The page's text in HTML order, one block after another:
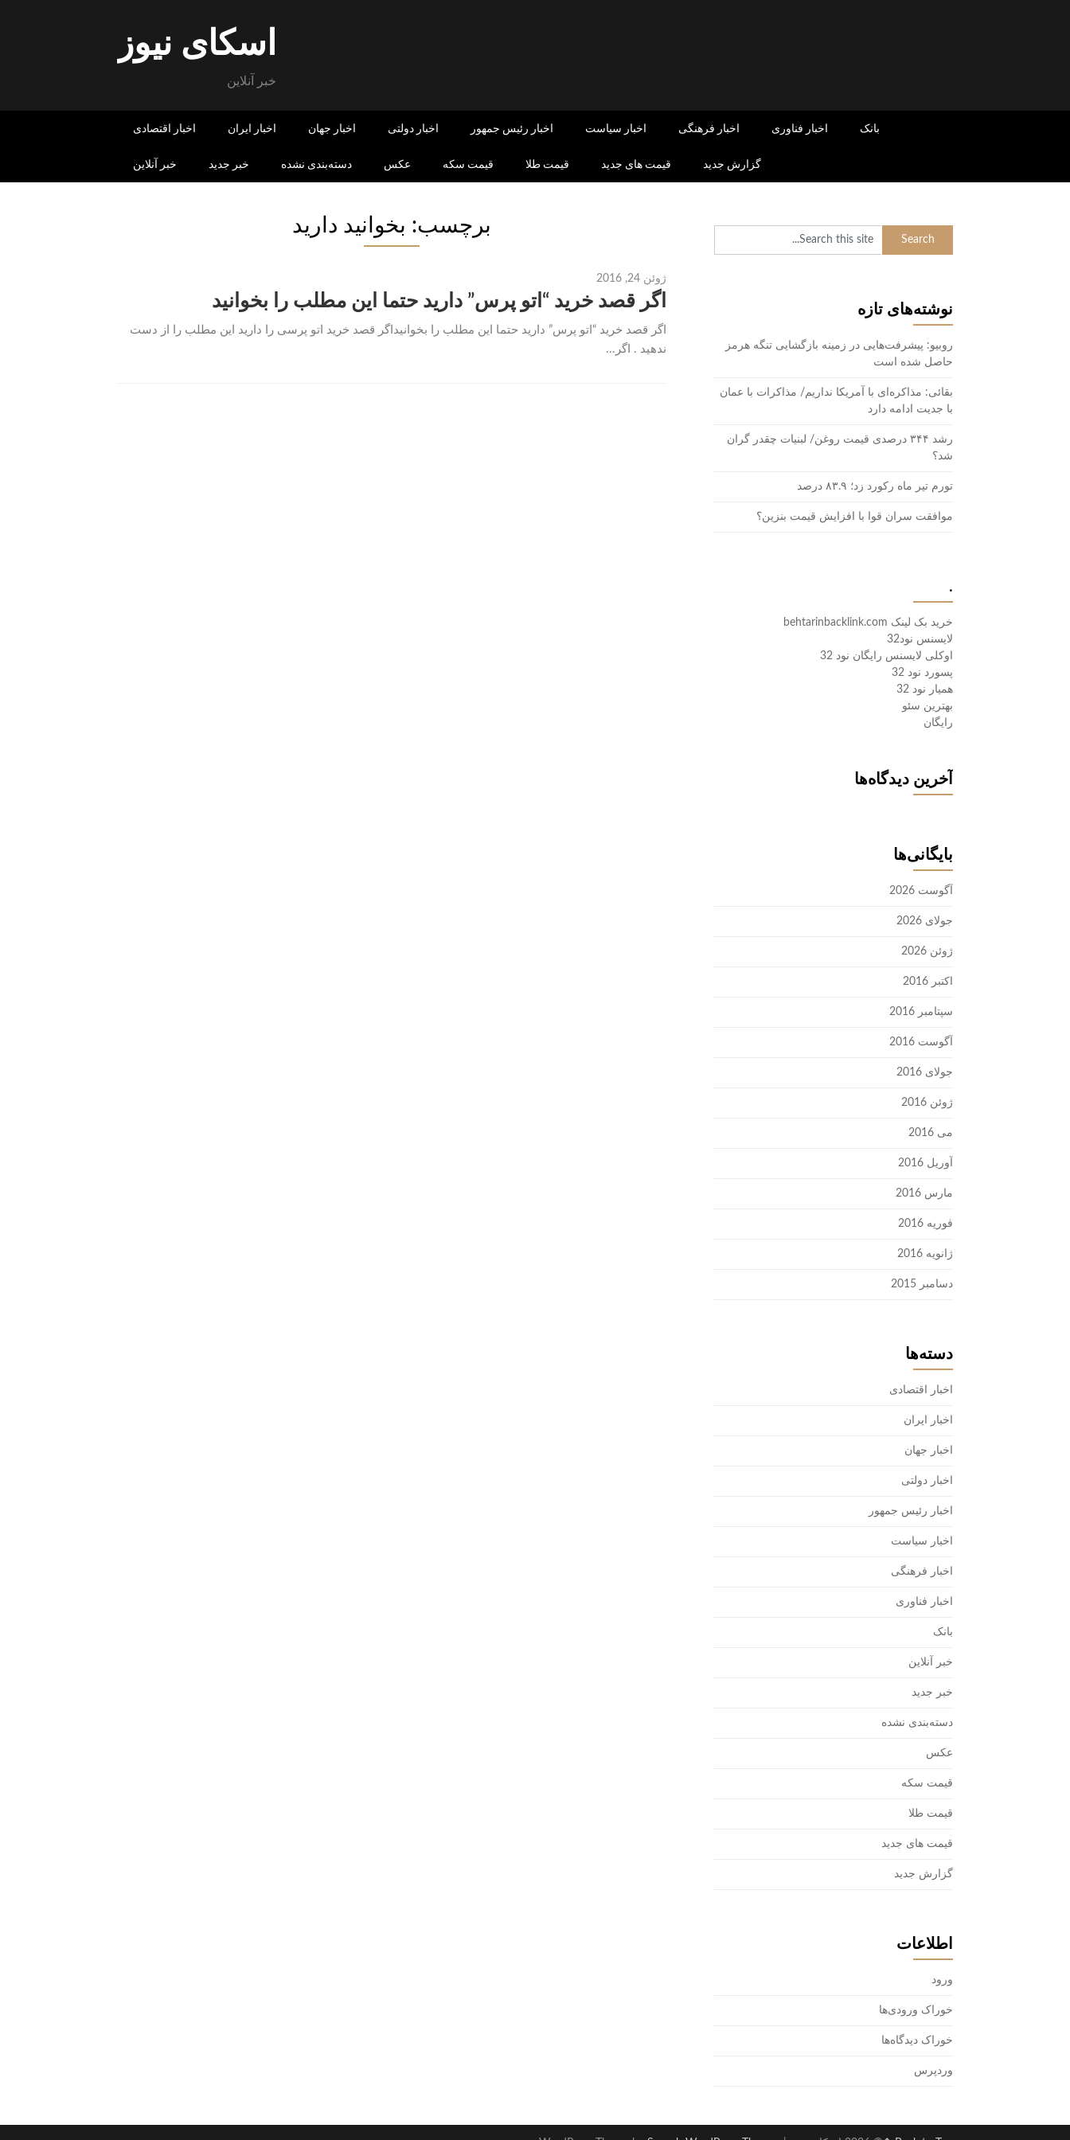
اسکای نیوز
خبر آنلاین
اخبار اقتصادی اخبار ایران اخبار جهان اخبار دولتی اخبار رئیس جمهور اخبار سیاست اخبار فرهنگی اخبار فناوری بانک
خبر آنلاین خبر جدید دسته‌بندی نشده عکس قیمت سکه قیمت طلا قیمت های جدید گزارش جدید
برچسب: بخوانید دارید
ژوئن 24, 2016
اگر قصد خرید “اتو پرس” دارید حتما این مطلب را بخوانید
اگر قصد خرید “اتو پرس” دارید حتما این مطلب را بخوانیداگر قصد خرید اتو پرسی را دارید این مطلب را از دست
ندهید . اگر...
نوشته‌های تازه
روبیو: پیشرفت‌هایی در زمینه بازگشایی تنگه هرمز
حاصل شده است
بقائی: مذاکره‌ای با آمریکا نداریم/ مذاکرات با عمان
با جدیت ادامه دارد
رشد ۳۴۴ درصدی قیمت روغن/ لبنیات چقدر گران
شد؟
تورم تیر ماه رکورد زد؛ ۸۳.۹ درصد
موافقت سران قوا با افزایش قیمت بنزین؟
.
خرید بک لینک behtarinbacklink.com
لایسنس نود32
اوکلی لایسنس رایگان نود 32
پسورد نود 32
همیار نود 32
بهترین سئو
رایگان
آخرین دیدگاه‌ها
بایگانی‌ها
آگوست 2026
جولای 2026
ژوئن 2026
اکتبر 2016
سپتامبر 2016
آگوست 2016
جولای 2016
ژوئن 2016
می 2016
آوریل 2016
مارس 2016
فوریه 2016
ژانویه 2016
دسامبر 2015
دسته‌ها
اخبار اقتصادی
اخبار ایران
اخبار جهان
اخبار دولتی
اخبار رئیس جمهور
اخبار سیاست
اخبار فرهنگی
اخبار فناوری
بانک
خبر آنلاین
خبر جدید
دسته‌بندی نشده
عکس
قیمت سکه
قیمت طلا
قیمت های جدید
گزارش جدید
اطلاعات
ورود
خوراک ورودی‌ها
خوراک دیدگاه‌ها
وردپرس